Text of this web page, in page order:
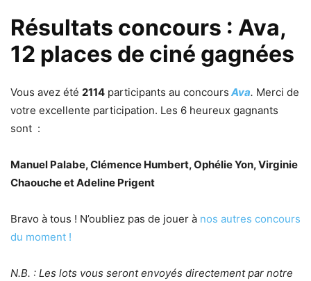
Résultats concours : Ava,
12 places de ciné gagnées
Vous avez été 2114 participants au concours Ava. Merci de
votre excellente participation. Les 6 heureux gagnants
sont :
Manuel Palabe, Clémence Humbert, Ophélie Yon, Virginie
Chaouche et Adeline Prigent
Bravo à tous ! N’oubliez pas de jouer à nos autres concours
du moment !
N.B. : Les lots vous seront envoyés directement par notre